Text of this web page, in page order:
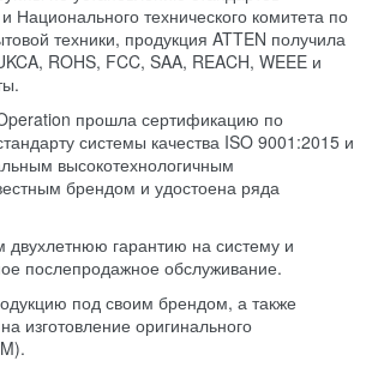
Национального технического комитета по
техники, продукция ATTEN получила
ROHS, FCC, SAA, REACH, WEEE и
прошла сертификацию по
системы качества ISO 9001:2015 и
высокотехнологичным
брендом и удостоена ряда
гарантию на систему и
послепродажное обслуживание.
под своим брендом, а также
изготовление оригинального